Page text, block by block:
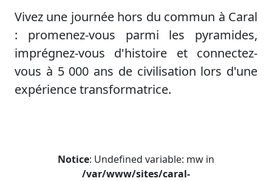
Vivez une journée hors du commun à Caral
: promenez-vous parmi les pyramides,
imprégnez-vous d'histoire et connectez-
vous à 5 000 ans de civilisation lors d'une
expérience transformatrice.
Notice: Undefined variable: mw in
/var/www/sites/caral-